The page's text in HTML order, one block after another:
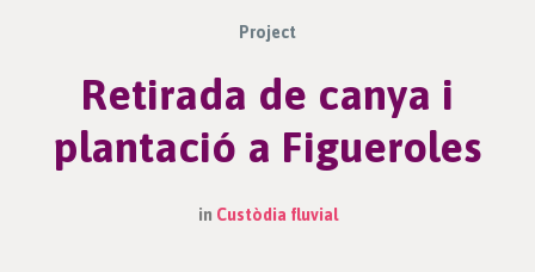
Project
Retirada de canya i
plantació a Figueroles
in Custòdia fluvial